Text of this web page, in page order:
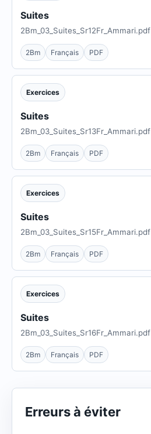
Suites
2Bm_03_Suites_Sr12Fr_Ammari.pdf
2Bm Français PDF
Exercices
Suites
2Bm_03_Suites_Sr13Fr_Ammari.pdf
2Bm Français PDF
Exercices
Suites
2Bm_03_Suites_Sr15Fr_Ammari.pdf
2Bm Français PDF
Exercices
Suites
2Bm_03_Suites_Sr16Fr_Ammari.pdf
2Bm Français PDF
Erreurs à éviter